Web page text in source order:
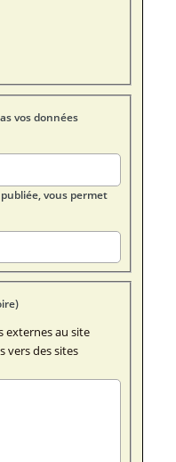
vos données
vous permet
externes au site
vers des sites